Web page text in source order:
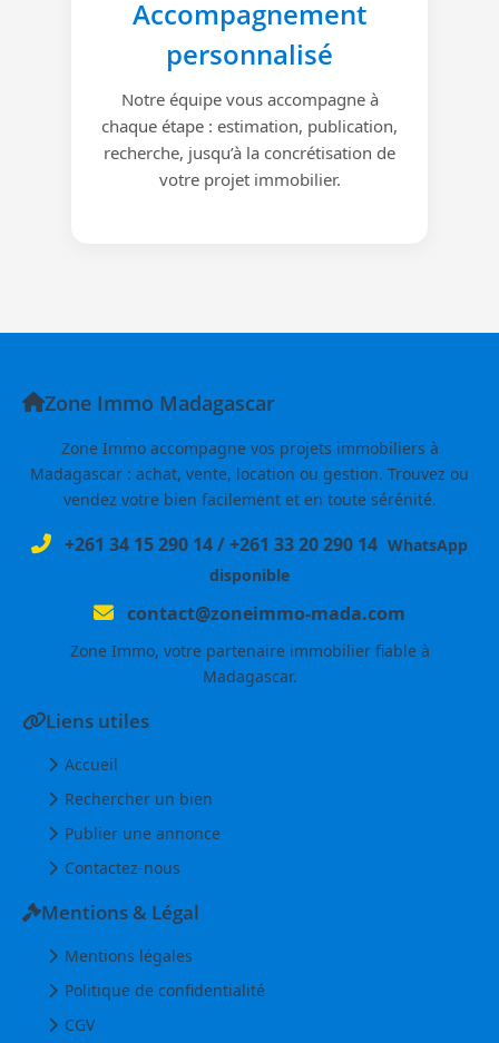
Accompagnement
personnalisé
Notre équipe vous accompagne à
chaque étape : estimation, publication,
recherche, jusqu’à la concrétisation de
votre projet immobilier.
Zone Immo Madagascar
Zone Immo accompagne vos projets immobiliers à
Madagascar : achat, vente, location ou gestion. Trouvez ou
vendez votre bien facilement et en toute sérénité.
+261 34 15 290 14/+261 33 20 290 14 WhatsApp
disponible
contact@zoneimmo-mada.com
Zone Immo, votre partenaire immobilier fiable à
Madagascar.
Liens utiles
Accueil
Rechercher un bien
Publier une annonce
Contactez-nous
Mentions & Légal
Mentions légales
Politique de confidentialité
CGV